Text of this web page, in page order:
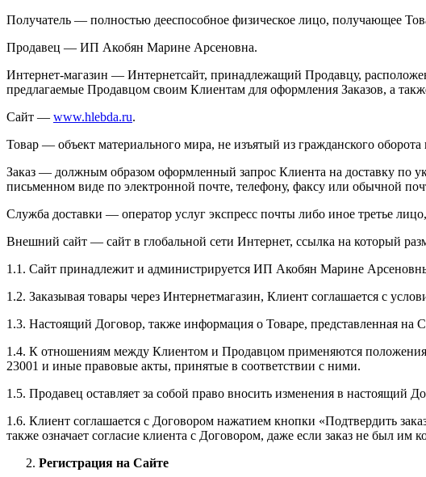
Получатель — полностью дееспособное физическое лицо, получающее
Продавец — ИП Акобян Марине Арсеновна.
Интернет-магазин — Интернетсайт, принадлежащий Продавцу,
предлагаемые Продавцом своим Клиентам для оформления Заказов, а
Сайт — www.hlebda.ru.
Товар — объект материального мира, не изъятый из гражданского
Заказ — должным образом оформленный запрос Клиента на доставку по
письменном виде по электронной почте, телефону, факсу или обычной
Служба доставки — оператор услуг экспресс почты либо иное третье
Внешний сайт — сайт в глобальной сети Интернет, ссылка на который
1.1. Сайт принадлежит и администрируется ИП Акобян Марине
1.2. Заказывая товары через Интернетмагазин, Клиент соглашается с
1.3. Настоящий Договор, также информация о Товаре, представленная на
1.4. К отношениям между Клиентом и Продавцом применяются
23001 и иные правовые акты, принятые в соответствии с ними.
1.5. Продавец оставляет за собой право вносить изменения в настоящий
1.6. Клиент соглашается с Договором нажатием кнопки «Подтвердить
также означает согласие клиента с Договором, даже если заказ не был им
Регистрация на Сайте